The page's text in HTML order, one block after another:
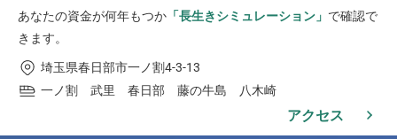
あなたの資金が何年もつか 「長生きシミュレーション」 で確認で
きます。
埼玉県春日部市一ノ割4-3-13
一ノ割 武里 春日部 藤の牛島 八木崎
アクセス